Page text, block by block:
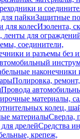
и
пайкиЗащитные
для колесИзолента,
ленты для
соединители,
и разъемы без
наконечники
Полировка,
Провода
материалы,
колец,
материалыСверла,
дрелейСредства
крепеж,